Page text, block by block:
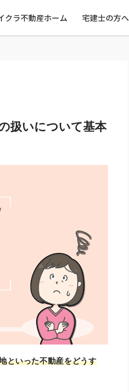
クラ不動産ホーム 宅建士の方へ
扱いについて基本
といった不動産をどうす